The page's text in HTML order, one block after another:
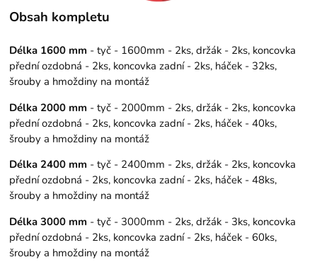
Obsah kompletu
Délka 1600 mm - tyč - 1600mm - 2ks, držák - 2ks, koncovka
přední ozdobná - 2ks, koncovka zadní - 2ks, háček - 32ks,
šrouby a hmoždiny na montáž
Délka 2000 mm - tyč - 2000mm - 2ks, držák - 2ks, koncovka
přední ozdobná - 2ks, koncovka zadní - 2ks, háček - 40ks,
šrouby a hmoždiny na montáž
Délka 2400 mm - tyč - 2400mm - 2ks, držák - 2ks, koncovka
přední ozdobná - 2ks, koncovka zadní - 2ks, háček - 48ks,
šrouby a hmoždiny na montáž
Délka 3000 mm - tyč - 3000mm - 2ks, držák - 3ks, koncovka
přední ozdobná - 2ks, koncovka zadní - 2ks, háček - 60ks,
šrouby a hmoždiny na montáž